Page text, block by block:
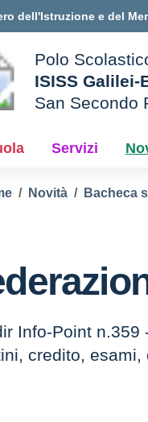
dell'Istruzione e del
Polo
ISISS
San Secondo
Servizi
Novità Bacheca
Info-Point
credito, esami,